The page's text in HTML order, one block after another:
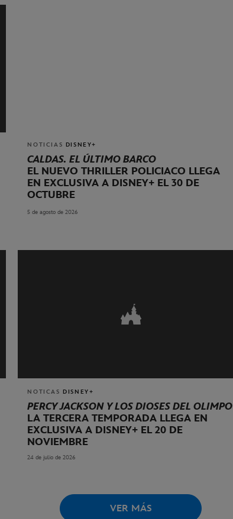
NOTICIAS DISNEY+
CALDAS. EL ÚLTIMO BARCO
EL NUEVO THRILLER POLICIACO LLEGA
EN EXCLUSIVA A DISNEY+ EL 30 DE
OCTUBRE
5 de agosto de 2026
NOTICAS DISNEY+
PERCY JACKSON Y LOS DIOSES DEL OLIMPO
LA TERCERA TEMPORADA LLEGA EN
EXCLUSIVA A DISNEY+ EL 20 DE
NOVIEMBRE
24 de julio de 2026
VER MÁS